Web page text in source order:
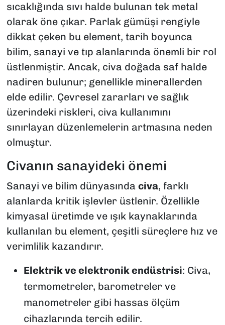
sıcaklığında sıvı halde bulunan tek metal
olarak öne çıkar. Parlak gümüşi rengiyle
dikkat çeken bu element, tarih boyunca
bilim, sanayi ve tıp alanlarında önemli bir rol
üstlenmiştir. Ancak, civa doğada saf halde
nadiren bulunur; genellikle minerallerden
elde edilir. Çevresel zararları ve sağlık
üzerindeki riskleri, civa kullanımını
sınırlayan düzenlemelerin artmasına neden
olmuştur.
Civanın sanayideki önemi
Sanayi ve bilim dünyasında civa, farklı
alanlarda kritik işlevler üstlenir. Özellikle
kimyasal üretimde ve ışık kaynaklarında
kullanılan bu element, çeşitli süreçlere hız ve
verimlilik kazandırır.
Elektrik ve elektronik endüstrisi: Civa,
termometreler, barometreler ve
manometreler gibi hassas ölçüm
cihazlarında tercih edilir.